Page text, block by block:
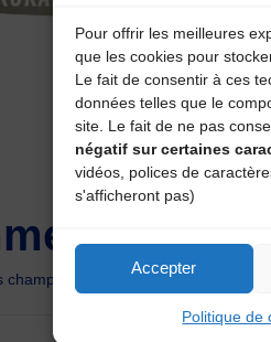
Pour offrir les meilleures
que les cookies pour
Le fait de consentir à ces
données telles que le
site. Le fait de ne pas
négatif sur certaines
vidéos, polices de
s'afficheront pas)
Accepter
Politique de
champs obligatoires sont indiqués